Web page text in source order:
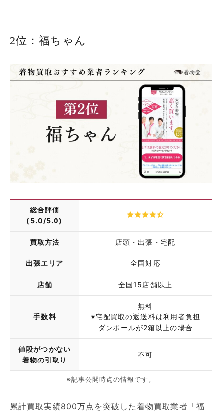
2位：福ちゃん
総合評価
(5.0/5.0)
買取方法 店頭・出張・宅配
出張エリア 全国対応
店舗 全国15店舗以上
手数料
無料
※宅配買取の返送料は利用者負担
ダンボールが2箱以上の場合
値段がつかない
着物の引取り
不可
※記事公開時点の情報です。
累計買取実績800万点を突破した着物買取業者「福